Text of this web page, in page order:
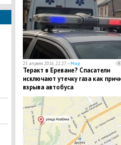
25 апреля 2016, 22:27 —Мир
Теракт в Ереване? Спасатели
исключают утечку газа как
взрыва автобуса